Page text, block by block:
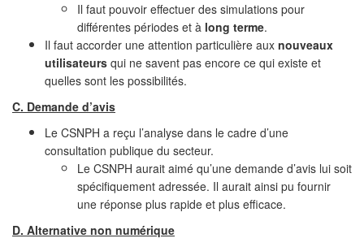
Il faut pouvoir effectuer des simulations pour
différentes périodes et à long terme.
Il faut accorder une attention particulière aux nouveaux
utilisateurs qui ne savent pas encore ce qui existe et
quelles sont les possibilités.
C. Demande d’avis
Le CSNPH a reçu l’analyse dans le cadre d’une
consultation publique du secteur.
Le CSNPH aurait aimé qu’une demande d’avis lui soit
spécifiquement adressée. Il aurait ainsi pu fournir
une réponse plus rapide et plus efficace.
D. Alternative non numérique